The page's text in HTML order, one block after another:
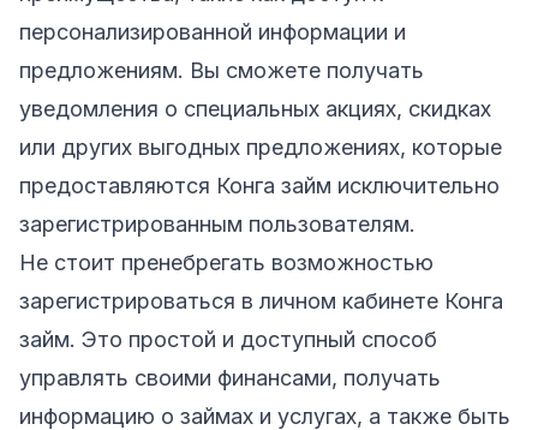
персонализированной информации и
предложениям. Вы сможете получать
уведомления о специальных акциях, скидках
или других выгодных предложениях, которые
предоставляются Конга займ исключительно
зарегистрированным пользователям.
Не стоит пренебрегать возможностью
зарегистрироваться в личном кабинете Конга
займ. Это простой и доступный способ
управлять своими финансами, получать
информацию о займах и услугах, а также быть